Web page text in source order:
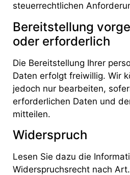
steuerrechtlichen
Bereitstellung
oder erforderlich
Die Bereitstellung Ihrer
Daten erfolgt freiwillig. Wir
jedoch nur bearbeiten,
erforderlichen Daten und
mitteilen.
Widerspruch
Lesen Sie dazu die
Widerspruchsrecht nach